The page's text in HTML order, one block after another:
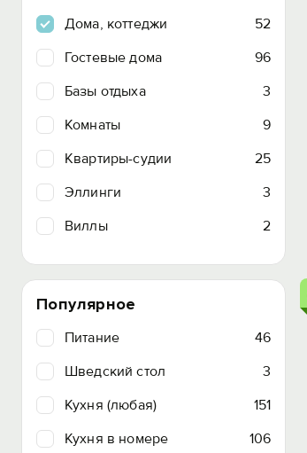
Дома, коттеджи
52
Гостевые дома
96
Базы отдыха
3
Комнаты
9
Квартиры-судии
25
Эллинги
3
Виллы
2
Популярное
Питание
46
Шведский стол
3
Кухня (любая)
151
Кухня в номере
106